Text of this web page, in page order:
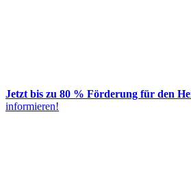
Jetzt bis zu 80 % Förderung für den
informieren!